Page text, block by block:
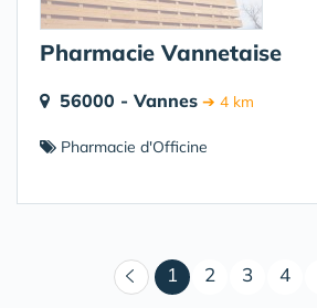
Pharmacie Vannetaise
56000 - Vannes ➔ 4 km
Pharmacie d'Officine
1 (courant)
2 3 4